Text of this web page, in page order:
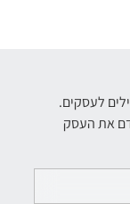
את העסק